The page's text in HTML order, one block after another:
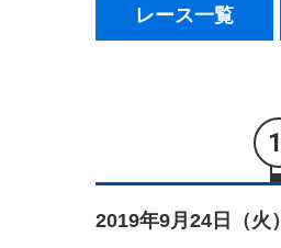
レース一覧
1
2019年9月24日（火）